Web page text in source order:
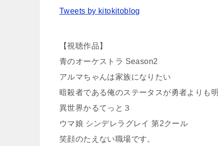
Tweets by kitokitoblog
【視聴作品】
青のオーケストラ Season2
アルマちゃんは家族になりたい
暗殺者である俺のステータスが勇者よりも
異世界かるてっと３
ウマ娘 シンデレラグレイ 第2クール
笑顔のたえない職場です。